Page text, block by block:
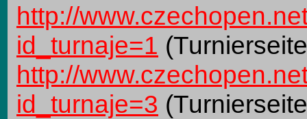
http://
id_turnaje=1
http://
id_turnaje=3